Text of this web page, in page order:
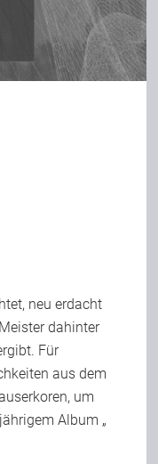
neu erdacht
dahinter
Für
aus dem
um
Album „